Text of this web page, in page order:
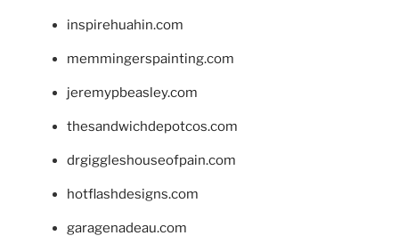
inspirehuahin.com
memmingerspainting.com
jeremypbeasley.com
thesandwichdepotcos.com
drgiggleshouseofpain.com
hotflashdesigns.com
garagenadeau.com